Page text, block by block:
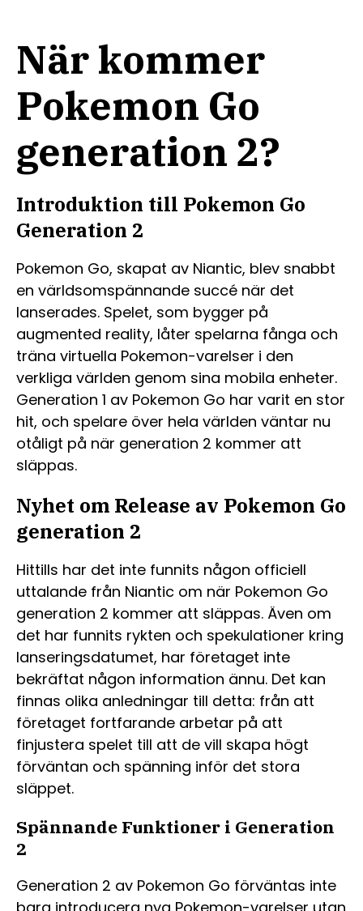
När kommer
Pokemon Go
generation 2?
Introduktion till Pokemon Go
Generation 2
Pokemon Go, skapat av Niantic, blev snabbt
en världsomspännande succé när det
lanserades. Spelet, som bygger på
augmented reality, låter spelarna fånga och
träna virtuella Pokemon-varelser i den
verkliga världen genom sina mobila enheter.
Generation 1 av Pokemon Go har varit en stor
hit, och spelare över hela världen väntar nu
otåligt på när generation 2 kommer att
släppas.
Nyhet om Release av Pokemon Go
generation 2
Hittills har det inte funnits någon officiell
uttalande från Niantic om när Pokemon Go
generation 2 kommer att släppas. Även om
det har funnits rykten och spekulationer kring
lanseringsdatumet, har företaget inte
bekräftat någon information ännu. Det kan
finnas olika anledningar till detta: från att
företaget fortfarande arbetar på att
finjustera spelet till att de vill skapa högt
förväntan och spänning inför det stora
släppet.
Spännande Funktioner i Generation
2
Generation 2 av Pokemon Go förväntas inte